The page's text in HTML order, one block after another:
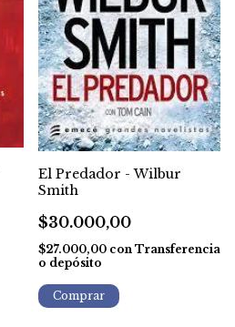
El Predador - Wilbur
Smith
$30.000,00
$27.000,00 con Transferencia
o depósito